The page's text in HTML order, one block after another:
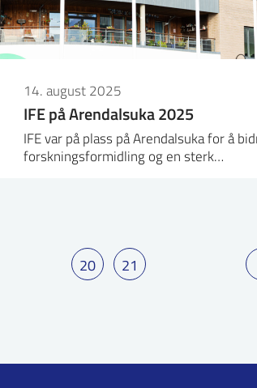
14. august 2025
IFE på Arendalsuka 2025
IFE var på plass på Arendalsuka for å
forskningsformidling og en sterk…
20 21